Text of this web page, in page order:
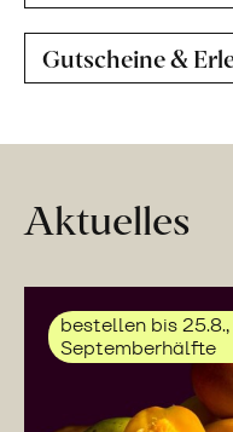
Gutscheine &
Aktuelles
bestellen bis
Septemberhälfte